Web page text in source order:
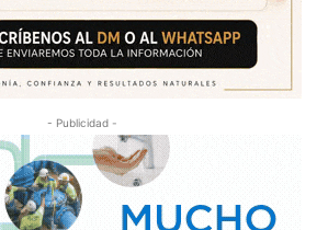
- Publicidad -